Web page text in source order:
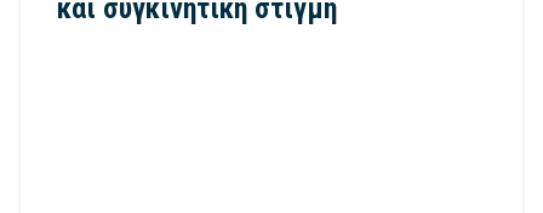
και συγκινητική στιγμή